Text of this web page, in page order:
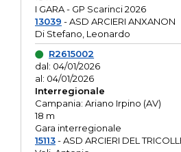
I GARA - GP Scarinci 2026
13039 - ASD ARCIERI ANXANON
Di Stefano, Leonardo
R2615002
dal: 04/01/2026
al: 04/01/2026
Interregionale
Campania: Ariano Irpino (AV)
18 m
Gara interregionale
15113- ASD ARCIERI DEL